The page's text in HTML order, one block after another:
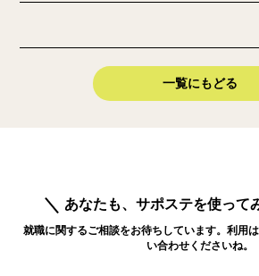
一覧にもどる
あなたも、サポステを使って
就職に関するご相談をお待ちしています。利用
い合わせくださいね。